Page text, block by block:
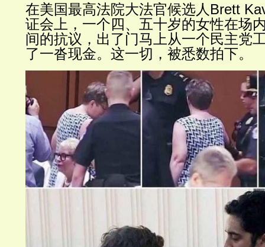
在美国最高法院大法官候选人 Brett
证会上，一个四、五十岁的女性在场
间的抗议，出了门马上从一个民主党
了一沓现金。这一切，被悉数拍下。